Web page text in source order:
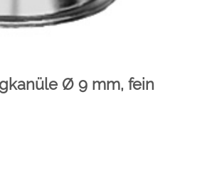
Ø 9 mm, fein